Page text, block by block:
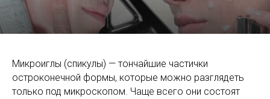
Микроиглы (спикулы) — тончайшие частички
остроконечной формы, которые можно разглядеть
только под микроскопом. Чаще всего они состоят